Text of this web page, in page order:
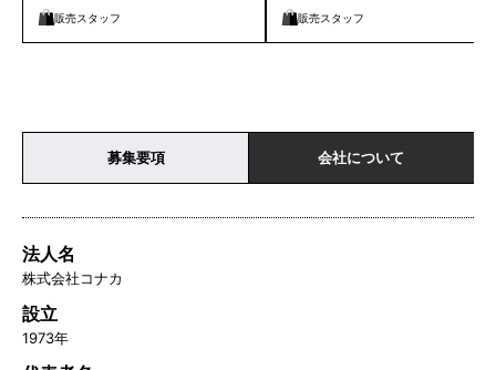
販売スタッフ
販売スタッフ
募集要項 会社について
法人名
株式会社コナカ
設立
1973年